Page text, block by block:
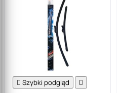
 Szybki podgląd 